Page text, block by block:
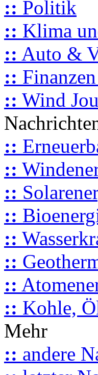
:: Politik
:: Klima
:: Auto &
::
:: Wind
::
::
::
::
::
::
::
:: Kohle,
Mehr
:: andere